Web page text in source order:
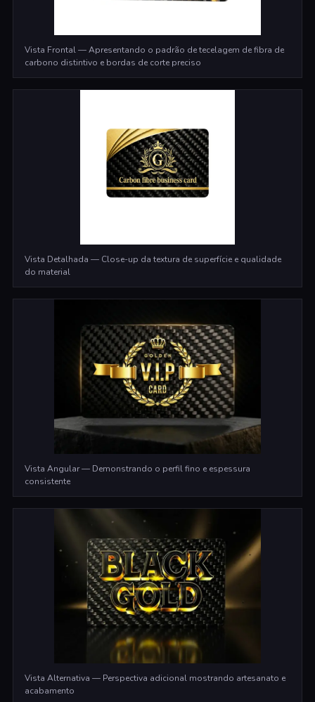
Vista Frontal — Apresentando o padrão de tecelagem de fibra de
carbono distintivo e bordas de corte preciso
Vista Detalhada — Close-up da textura de superfície e qualidade
do material
Vista Angular — Demonstrando o perfil fino e espessura
consistente
Vista Alternativa — Perspectiva adicional mostrando artesanato e
acabamento